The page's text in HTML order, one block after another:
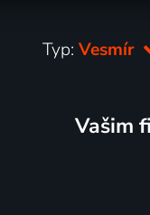
Typ:Vesmír
Vašim